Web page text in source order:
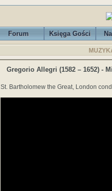
Forum Księga Gości
Gregorio Allegri (1582 – 1652) -
St. Bartholomew the Great, London